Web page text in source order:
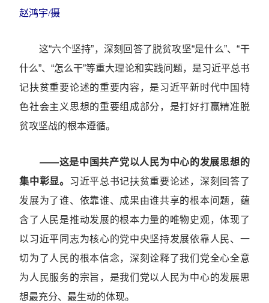
赵鸿宇/摄
这“六个坚持”，深刻回答了脱贫攻坚“是什么”、“干
什么”、“怎么干”等重大理论和实践问题，是习近平总书
记扶贫重要论述的重要内容，是习近平新时代中国特
色社会主义思想的重要组成部分，是打好打赢精准脱
贫攻坚战的根本遵循。
——这是中国共产党以人民为中心的发展思想的
集中彰显。 习近平总书记扶贫重要论述，深刻回答了
发展为了谁、依靠谁、成果由谁共享的根本问题，蕴
含了人民是推动发展的根本力量的唯物史观，体现了
以习近平同志为核心的党中央坚持发展依靠人民、一
切为了人民的根本信念，深刻诠释了我们党全心全意
为人民服务的宗旨，是我们党以人民为中心的发展思
想最充分、最生动的体现。